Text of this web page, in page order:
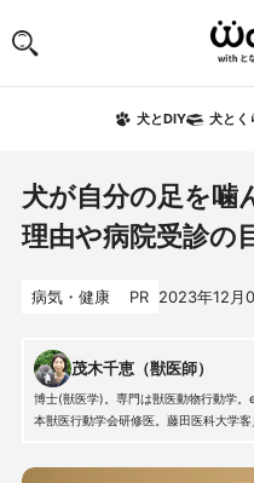
犬とDIY 犬とく
犬が自分の足を噛
理由や病院受診の
病気・健康 PR 2023年12月
茂木千恵（獣医師）
博士(獣医学)。専門は獣医動物行動学
本獣医行動学会研修医。藤田医科大学客